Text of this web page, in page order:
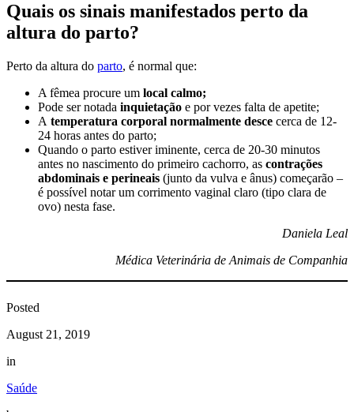
Quais os sinais manifestados perto da
altura do parto?
Perto da altura do parto, é normal que:
A fêmea procure um local calmo;
Pode ser notada inquietação e por vezes falta de apetite;
A temperatura corporal normalmente desce cerca de 12-
24 horas antes do parto;
Quando o parto estiver iminente, cerca de 20-30 minutos
antes no nascimento do primeiro cachorro, as contrações
abdominais e perineais (junto da vulva e ânus) começarão –
é possível notar um corrimento vaginal claro (tipo clara de
ovo) nesta fase.
Daniela Leal
Médica Veterinária de Animais de Companhia
Posted
August 21, 2019
in
Saúde